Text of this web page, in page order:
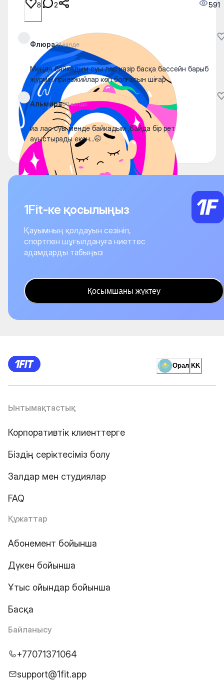
8 2 591
Флюра31 шілде
Мендә байхадым суы лас казір басқа бассейн барыб
журмін приезжийлар көп болғасын шіғар
Альмира30 шілде
иа лас суы менде байкадым ,6айда бір рет
ауыстырады екен...🤭
1Fit-ке қосылыңыз
Қауымның қолдауын сезініп,
спортпен шұғылдануға ниеттес
адамдарды табыңыз
Қосымшаны жүктеу
Орал KK
Ынтымақтастық
Корпоративтік клиенттерге
Біздің серіктесіміз болу
Залдар мен студиялар
FAQ
Құжаттар
Абонемент бойынша
Дүкен бойынша
Ұтыс ойындар бойынша
Басқа
Байланысу
+77071371064
support@1fit.app